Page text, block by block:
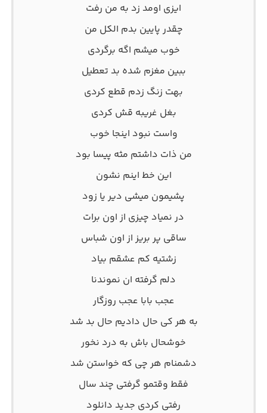
ایزی اومد زد به من رفت
چقدر پایین بدم الکل من
خوب میشم اگه برگردی
ببین مغزم شده بد تعطیل
بهت زنگ زدم قطع کردی
بغل غریبه قش کردی
واست نبود اینجا خوب
من ذات داشتم مثه پیسا بود
این خط اینم نشون
پشیمون میشی دیر یا زود
در نمیاد چیزی از اون برات
ساقی پر بریز از اون شباس
زشتیه کم عشقم بیاد
دلم گرفته ان نموندنا
عجب بابا عجب روزگار
به هر کی حال دادیم حال بد شد
خوشحال باش به درد نخور
دشمنام هر چی که خواستن شد
فقط وقتمو گرفتی چند سال
رفتی کردی جدید دانلود